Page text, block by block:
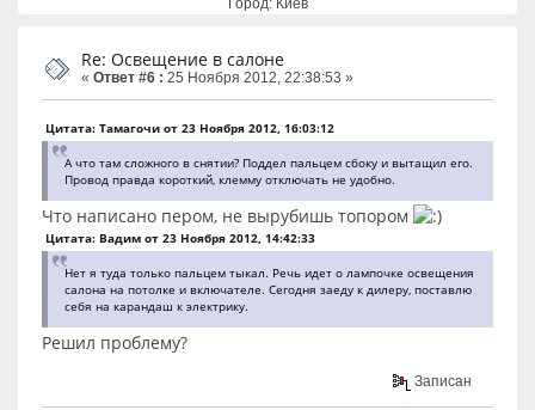
Город: Киев
Re: Освещение в салоне
« Ответ #6 : 25 Ноября 2012, 22:38:53 »
Цитата: Тамагочи от 23 Ноября 2012, 16:03:12
А что там сложного в снятии? Поддел пальцем сбоку и вытащил его.
Провод правда короткий, клемму отключать не удобно.
Что написано пером, не вырубишь топором
Цитата: Вадим от 23 Ноября 2012, 14:42:33
Нет я туда только пальцем тыкал. Речь идет о лампочке освещения
салона на потолке и включателе. Сегодня заеду к дилеру, поставлю
себя на карандаш к электрику.
Решил проблему?
Записан